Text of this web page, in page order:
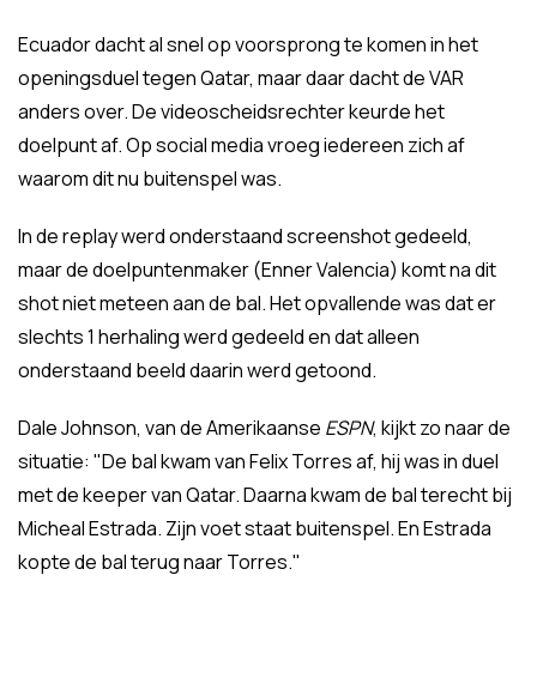
Ecuador dacht al snel op voorsprong te komen in het
openingsduel tegen Qatar, maar daar dacht de VAR
anders over. De videoscheidsrechter keurde het
doelpunt af. Op social media vroeg iedereen zich af
waarom dit nu buitenspel was.
In de replay werd onderstaand screenshot gedeeld,
maar de doelpuntenmaker (Enner Valencia) komt na dit
shot niet meteen aan de bal. Het opvallende was dat er
slechts 1 herhaling werd gedeeld en dat alleen
onderstaand beeld daarin werd getoond.
Dale Johnson, van de Amerikaanse ESPN, kijkt zo naar de
situatie: "De bal kwam van Felix Torres af, hij was in duel
met de keeper van Qatar. Daarna kwam de bal terecht bij
Micheal Estrada. Zijn voet staat buitenspel. En Estrada
kopte de bal terug naar Torres."